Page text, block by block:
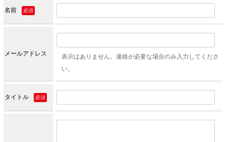
名前 必須
メールアドレス
表示はありません。連絡が必要な場合のみ入力してくださ
い。
タイトル 必須